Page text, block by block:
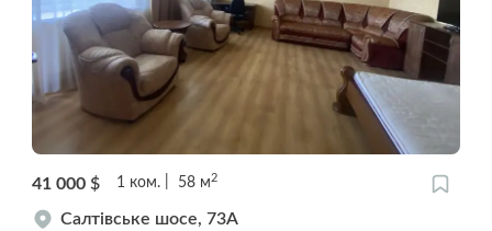
41 000 $ 1 ком. 58 м 2
Салтівське шосе, 73А